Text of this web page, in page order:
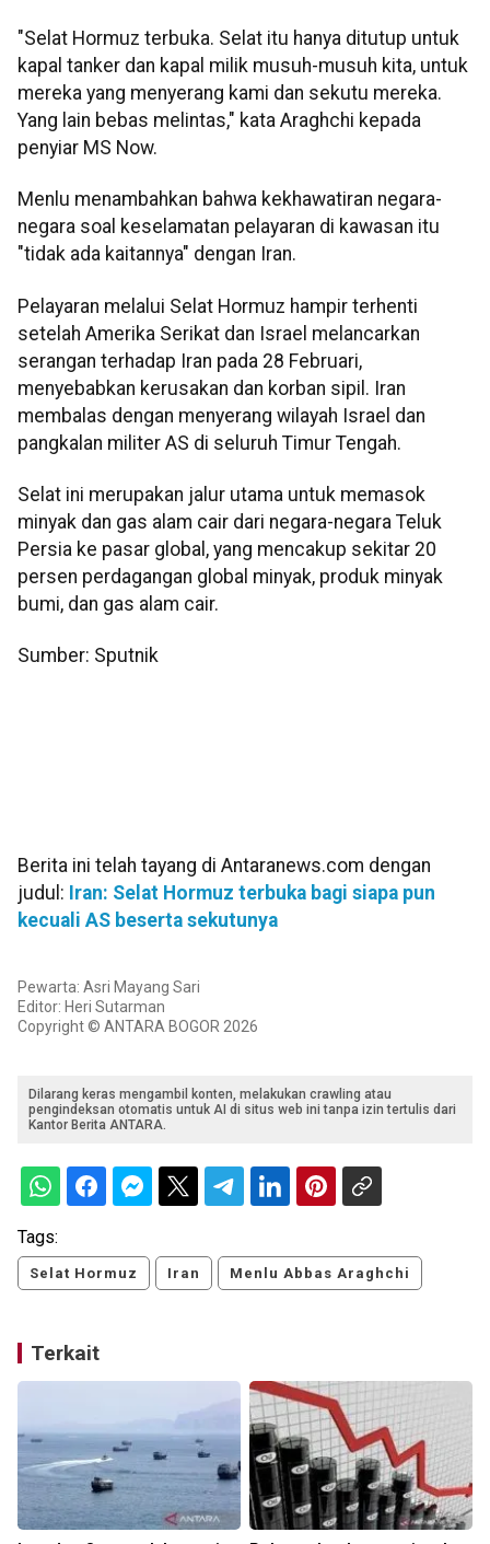
"Selat Hormuz terbuka. Selat itu hanya ditutup untuk
kapal tanker dan kapal milik musuh-musuh kita, untuk
mereka yang menyerang kami dan sekutu mereka.
Yang lain bebas melintas," kata Araghchi kepada
penyiar MS Now.
Menlu menambahkan bahwa kekhawatiran negara-
negara soal keselamatan pelayaran di kawasan itu
"tidak ada kaitannya" dengan Iran.
Pelayaran melalui Selat Hormuz hampir terhenti
setelah Amerika Serikat dan Israel melancarkan
serangan terhadap Iran pada 28 Februari,
menyebabkan kerusakan dan korban sipil. Iran
membalas dengan menyerang wilayah Israel dan
pangkalan militer AS di seluruh Timur Tengah.
Selat ini merupakan jalur utama untuk memasok
minyak dan gas alam cair dari negara-negara Teluk
Persia ke pasar global, yang mencakup sekitar 20
persen perdagangan global minyak, produk minyak
bumi, dan gas alam cair.
Sumber: Sputnik
Berita ini telah tayang di Antaranews.com dengan
judul: Iran: Selat Hormuz terbuka bagi siapa pun
kecuali AS beserta sekutunya
Pewarta: Asri Mayang Sari
Editor: Heri Sutarman
Copyright © ANTARA BOGOR 2026
Dilarang keras mengambil konten, melakukan crawling atau
pengindeksan otomatis untuk AI di situs web ini tanpa izin tertulis dari
Kantor Berita ANTARA.
Tags:
Selat Hormuz Iran Menlu Abbas Araghchi
Terkait